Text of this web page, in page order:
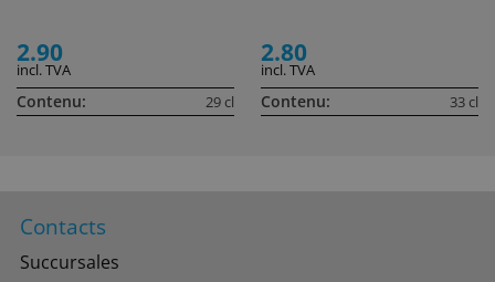
2.90
incl. TVA
Contenu: 29 cl
2.80
incl. TVA
Contenu: 33 cl
Contacts
Succursales